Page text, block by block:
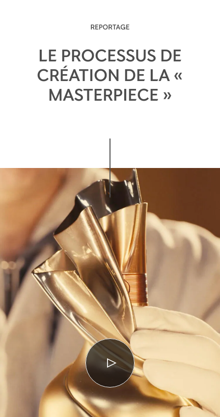
peu sept notes de dégustation.
REPORTAGE
LE PROCESSUS DE
CRÉATION DE LA «
MASTERPIECE »